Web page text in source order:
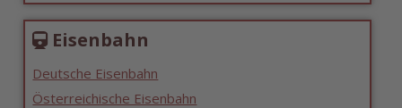
Eisenbahn
Deutsche Eisenbahn
Österreichische Eisenbahn